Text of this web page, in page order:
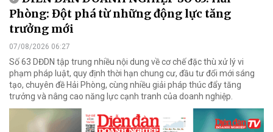
Phòng: Đột phá từ những động lực tăng
trưởng mới
07/08/2026 06:27
Số 63 DĐDN tập trung nhiều nội dung về cơ chế đặc thù xử lý vi
phạm pháp luật, quy định thời hạn chung cư, đầu tư đổi mới sáng
tạo, chuyên đề Hải Phòng, cùng nhiều giải pháp thúc đẩy tăng
trưởng và nâng cao năng lực cạnh tranh của doanh nghiệp.